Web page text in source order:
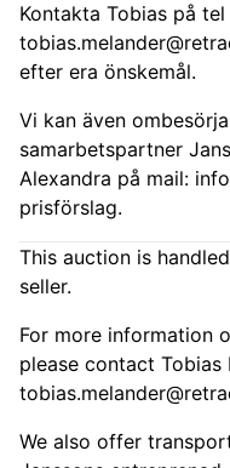
Kontakta Tobias på
efter era önskemål.
Vi kan även
samarbetspartner
Alexandra på mail:
prisförslag.
This auction is
seller.
For more information
please contact
We also offer